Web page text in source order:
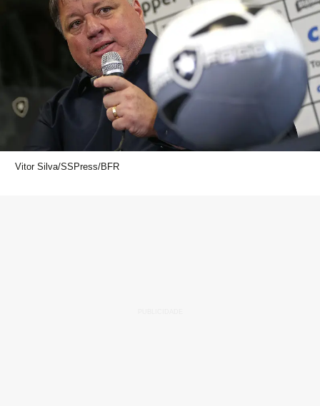
Vitor Silva/SSPress/BFR